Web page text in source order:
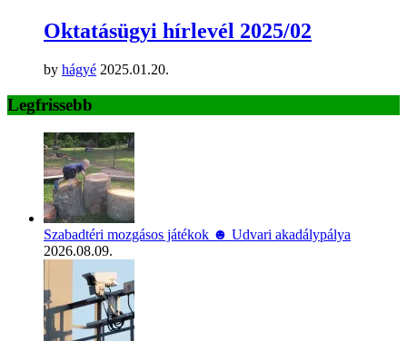
Oktatásügyi hírlevél 2025/02
by hágyé 2025.01.20.
Legfrissebb
Szabadtéri mozgásos játékok ☻ Udvari akadálypálya
2026.08.09.